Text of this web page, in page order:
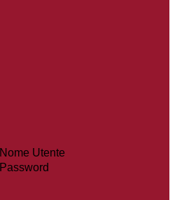
Nome Utente
Password